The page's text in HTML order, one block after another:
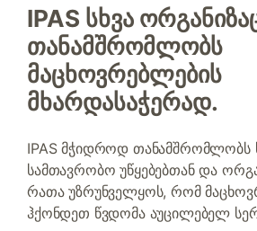
IPAS სხვა
თანამშრომლობს
მაცხოვრებლების
მხარდასაჭერად.
IPAS მჭიდროდ თანამშრომლობს
სამთავრობო უწყებებთან და
რათა უზრუნველყოს, რომ
ჰქონდეთ წვდომა აუცილებელ